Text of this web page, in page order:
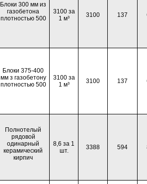
Блоки 300 мм из
газобетона
плотностью 500
3100 за
1 м³
3100 137
Блоки 375-400
мм з газобетону
плотностью 500
3100 за
1 м³
3100 137
Полнотелый
рядовой
одинарный
керамический
кирпич
8,6 за 1
шт.
3388 594